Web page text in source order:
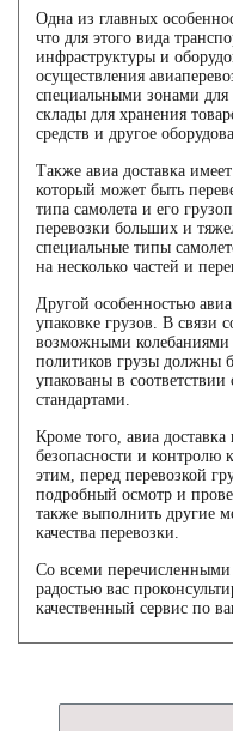
Одна из главных
что для этого вида
инфраструктуры и
осуществления
специальными зонами для
склады для хранения
средств и другое
Также авиа доставка
который может быть
типа самолета и его
перевозки больших и
специальные типы
на несколько частей и
Другой особенностью
упаковке грузов. В связи
возможными колебаниями
политиков грузы должны
упакованы в
стандартами.
Кроме того, авиа
безопасности и контролю
этим, перед перевозкой
подробный осмотр и
также выполнить другие
качества перевозки.
Со всеми
радостью вас
качественный сервис по